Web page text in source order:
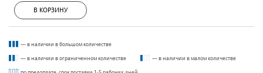
В КОРЗИНУ
— в наличии в большом количестве
— в наличии в ограниченном количестве — в наличии в малом количестве